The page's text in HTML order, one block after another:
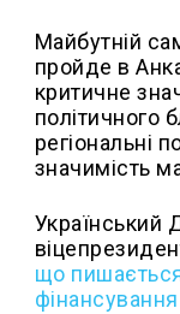
Майбутній
пройде в
критичне
політичного
регіональні
значимість
Український
що